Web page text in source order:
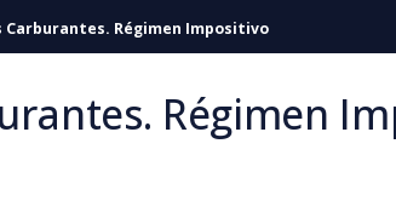
Carburantes. Régimen Impositivo
Régimen